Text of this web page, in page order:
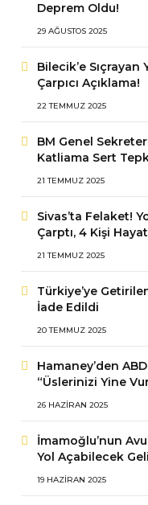
Deprem Oldu!
29 AĞUSTOS 2025
Bilecik’e Sıçrayan
Çarpıcı Açıklama!
22 TEMMUZ 2025
BM Genel
Katliama Sert
21 TEMMUZ 2025
Sivas’ta Felaket!
Çarptı, 4 Kişi
21 TEMMUZ 2025
Türkiye’ye
İade Edildi
20 TEMMUZ 2025
Hamaney’den
“Üslerinizi Yine
26 HAZIRAN 2025
İmamoğlu’nun
Yol Açabilecek
19 HAZIRAN 2025